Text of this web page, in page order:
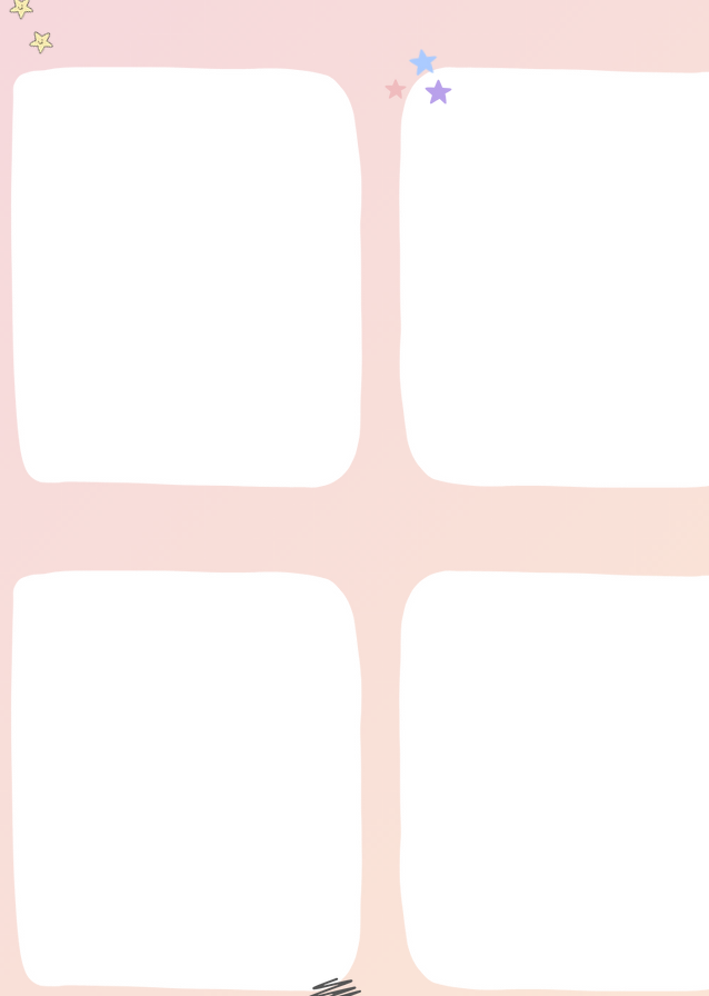
utiliser librement. Merci pour votre fidélité
et votre confiance, et bonne découverte